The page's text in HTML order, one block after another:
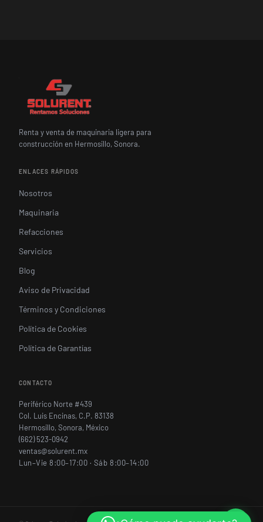
Renta y venta de maquinaria ligera para
construcción en Hermosillo, Sonora.
ENLACES RÁPIDOS
Nosotros
Maquinaria
Refacciones
Servicios
Blog
Aviso de Privacidad
Términos y Condiciones
Política de Cookies
Política de Garantías
CONTACTO
Periférico Norte #439
Col. Luis Encinas, C.P. 83138
Hermosillo, Sonora, México
(662) 523-0942
ventas@solurent.mx
Lun–Vie 8:00–17:00 · Sáb 8:00–14:00